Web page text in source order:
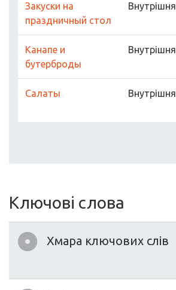
Закуски на
праздничный стол
Внутрішня
Канапе и
бутерброды
Внутрішня
Салаты Внутрішня
Ключові слова
Хмара ключових слів